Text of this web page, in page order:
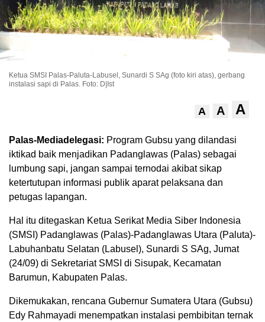
Ketua SMSI Palas-Paluta-Labusel, Sunardi S SAg (foto kiri atas), gerbang
instalasi sapi di Palas. Foto: D|Ist
A A A
Palas-Mediadelegasi: Program Gubsu yang dilandasi
iktikad baik menjadikan Padanglawas (Palas) sebagai
lumbung sapi, jangan sampai ternodai akibat sikap
ketertutupan informasi publik aparat pelaksana dan
petugas lapangan.
Hal itu ditegaskan Ketua Serikat Media Siber Indonesia
(SMSI) Padanglawas (Palas)-Padanglawas Utara (Paluta)-
Labuhanbatu Selatan (Labusel), Sunardi S SAg, Jumat
(24/09) di Sekretariat SMSI di Sisupak, Kecamatan
Barumun, Kabupaten Palas.
Dikemukakan, rencana Gubernur Sumatera Utara (Gubsu)
Edy Rahmayadi menempatkan instalasi pembibitan ternak